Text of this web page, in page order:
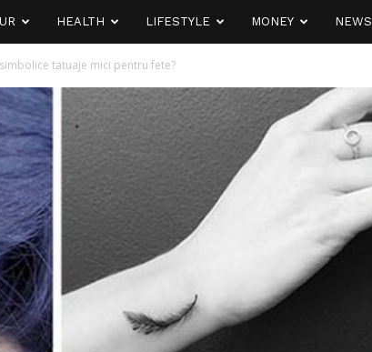
HEALTH LIFESTYLE MONEY NEWS
tatuaje mici pentru fete?